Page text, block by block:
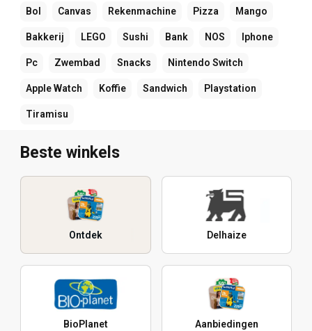
Bol Canvas Rekenmachine Pizza Mango
Bakkerij LEGO Sushi Bank NOS Iphone
Pc Zwembad Snacks Nintendo Switch
Apple Watch Koffie Sandwich Playstation
Tiramisu
Beste winkels
Ontdek Delhaize
BioPlanet Aanbiedingen